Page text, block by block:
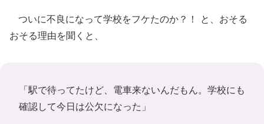
ついに不良になって学校をフケたのか？！ と、おそる
おそる理由を聞くと、
「駅で待ってたけど、電車来ないんだもん。学校にも
確認して今日は公欠になった」